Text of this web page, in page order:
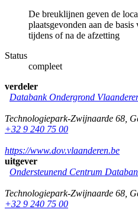
De breuklijnen geven de
plaatsgevonden aan de
tijdens of na de afzetting
Status
compleet
verdeler
Databank Ondergrond
Technologiepark-Zwijnaarde 68
+32 9 240 75 00
https://www.dov.vlaanderen.be
uitgever
Ondersteunend Centrum
Technologiepark-Zwijnaarde 68
+32 9 240 75 00